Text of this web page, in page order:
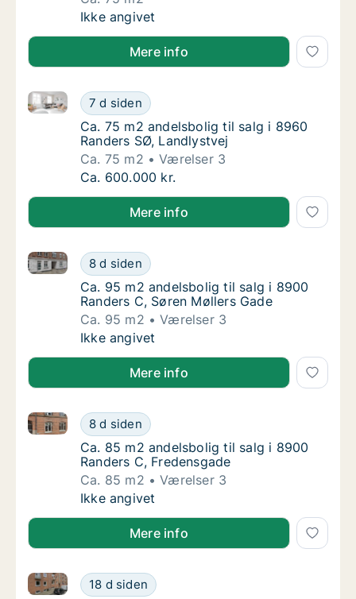
Ca. 75 m2 andelsbolig til salg i 8960
Ikke angivet
Mere info
Ca. 75 m2 andelsbolig til salg i 8960
7 d siden
Ca. 75 m2 andelsbolig til salg i 8960 Randers SØ,
Ca. 75 m2 andelsbolig til salg i 8960
Ca. 75 m2 andelsbolig til salg i 8960
Randers SØ, Landlystvej
Ca. 75 m2
Værelser 3
Ca. 75 m2 andelsbolig til salg i 8960
Ca. 600.000 kr.
Mere info
Ca. 95 m2 andelsbolig til salg i 8900
8 d siden
Ca. 95 m2 andelsbolig til salg i 8900 Randers C,
Ca. 95 m2 andelsbolig til salg i 8900
Ca. 95 m2 andelsbolig til salg i 8900
Randers C, Søren Møllers Gade
Ca. 95 m2
Værelser 3
Ca. 95 m2 andelsbolig til salg i 8900
Ikke angivet
Mere info
Ca. 85 m2 andelsbolig til salg i 8900
8 d siden
Ca. 85 m2 andelsbolig til salg i 8900 Randers C,
Ca. 85 m2 andelsbolig til salg i 8900
Ca. 85 m2 andelsbolig til salg i 8900
Randers C, Fredensgade
Ca. 85 m2
Værelser 3
Ca. 85 m2 andelsbolig til salg i 8900
Ikke angivet
Mere info
Ca. 85 m2 andelsbolig til salg i 8900
18 d siden
Ca. 85 m2 andelsbolig til salg i 8900 Randers C,